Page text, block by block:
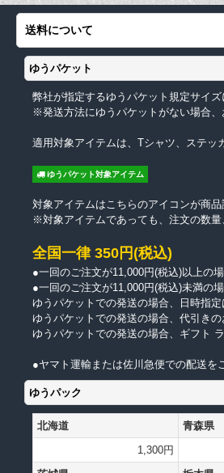
送料について
ゆうパケット
弊社が指定するゆうパケット規定サイ
※発送方法にゆうパケットがない場合、
適用対象アイテムは、Tシャツ、ステッ
ゆうパケット対象アイテム
対象アイテムはこちらのアイコンが商品
※対象アイテムであっても、注文の数量
全国一律 350円(税込)
●一回のご注文が11,000円(税込)以上の
●一回のご注文が11,000円(税込)未満の
ゆうパケットでの発送の場合、日時指定
ゆうパケットでの発送の場合、代引き
ゆうパケットでの発送の場合、ギフト
●ヤマト運輸または佐川急便での配送を
ゆうパック
北海道 青森県
1,300円